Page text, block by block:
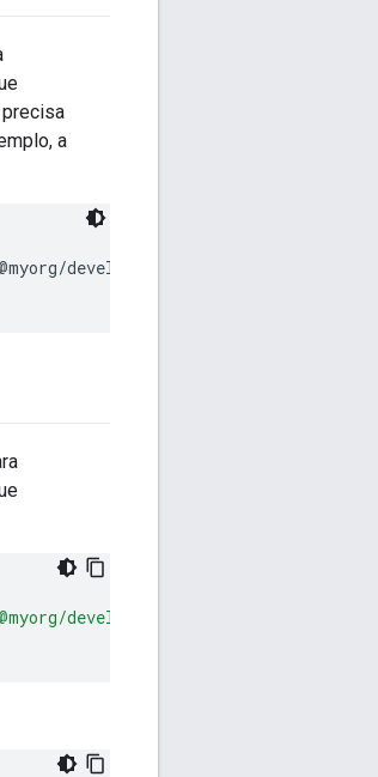
a
developer-credit-
developer-credit-limit"